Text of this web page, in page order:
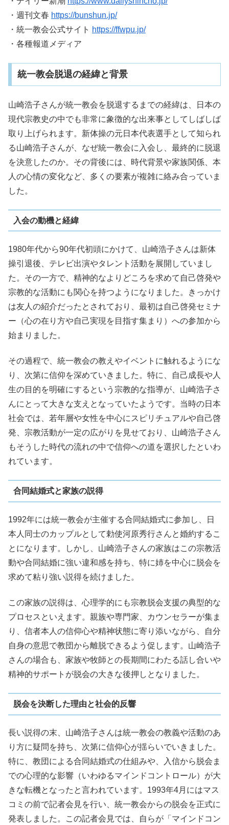
・週刊文春 https://bunshun.jp/
・統一教会公式サイト https://ffwpu.jp/
・各種報道メディア
統一教会脱退の経緯と背景
山崎浩子さんが統一教会を脱退するまでの経緯は、日本の
現代宗教史の中でも非常に象徴的な出来事としてしばしば
取り上げられます。新体操の元日本代表選手として知られ
る山崎浩子さんが、なぜ統一教会に入会し、最終的に脱退
を決意したのか。その背後には、時代背景や家族関係、本
人の心情の変化など、多くの要素が複雑に絡み合っていま
した。
入会の動機と経緯
1980年代から90年代初頭にかけて、山崎浩子さんは新体
操引退後、テレビ出演やタレント活動を展開していまし
た。その一方で、精神的なよりどころを求めて自己啓発や
宗教的な活動にも関心を持つようになりました。きっかけ
は友人の紹介だったとされており、最初は自己啓発セミナ
ー（心の在り方や自己実現を目指す集まり）への参加から
始まりました。
その過程で、統一教会の教えやイベントに触れるようにな
り、次第に信仰を深めていきました。特に、自己成長や人
生の目的を明確にするという宗教的な指導が、山崎浩子さ
んにとって大きな支えとなっていたようです。当時の日本
社会では、若年層や女性を中心にスピリチュアルや自己啓
発、宗教活動が一定の広がりを見せており、山崎浩子さん
もそうした時代の流れの中で信仰への道を選択したといわ
れています。
合同結婚式と家族の説得
1992年には統一教会が主催する合同結婚式に参加し、日
本人同士のカップルとして勅使河原秀行さんと婚約するこ
とになります。しかし、山崎浩子さんの家族はこの宗教活
動や合同結婚に強い違和感を持ち、特に姉を中心に脱会を
求めて粘り強い説得を続けました。
この家族の説得は、心理学的にも宗教脱会支援の典型的な
プロセスといえます。親族や専門家、カウンセラーが集ま
り、信者本人の信仰心や精神状態に寄り添いながら、自分
自身の意思で教団から離脱できるよう促します。山崎浩子
さんの場合も、家族や牧師との長期間にわたる話し合いや
精神的サポートが脱会の大きな後押しとなりました。
脱会を決断した理由と社会的反響
長い説得の末、山崎浩子さんは統一教会の教義や活動のあ
り方に疑問を持ち、次第に信仰心が揺らいでいきました。
特に、教団による合同結婚式の仕組みや、入信から脱会ま
での心理的な影響（いわゆるマインドコントロール）が大
きな転機となったと言われています。1993年4月にはマス
コミの前で記者会見を行い、統一教会からの脱会を正式に
発表しました。この記者会見では、自らが「マインドコン